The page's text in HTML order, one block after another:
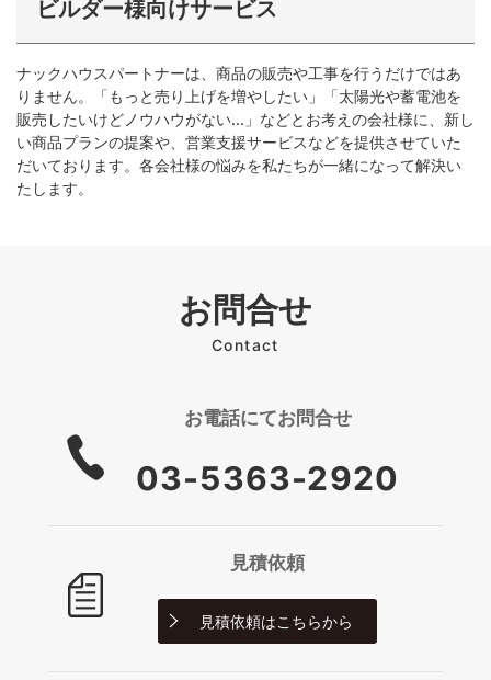
ビルダー様向けサービス
ナックハウスパートナーは、商品の販売や工事を行うだけではあ
りません。「もっと売り上げを増やしたい」「太陽光や蓄電池を
販売したいけどノウハウがない...」などとお考えの会社様に、新し
い商品プランの提案や、営業支援サービスなどを提供させていた
だいております。各会社様の悩みを私たちが一緒になって解決い
たします。
お問合せ
Contact
お電話にてお問合せ
03-5363-2920
見積依頼
見積依頼はこちらから